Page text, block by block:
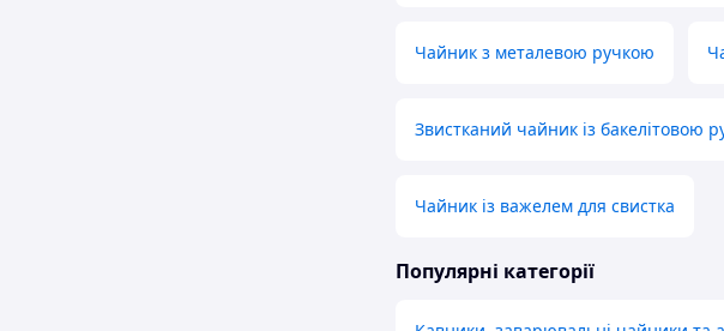
Чайник з металевою ручкою
Звистканий чайник із бакелітовою
Чайник із важелем для свистка
Популярні категорії